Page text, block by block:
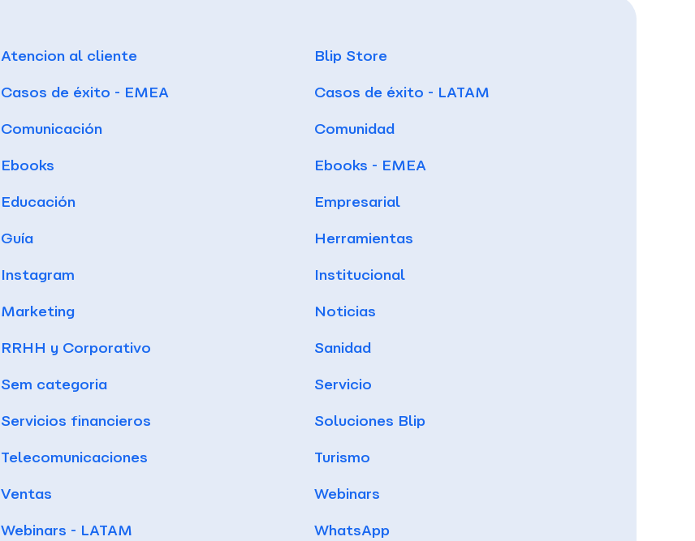
Atencion al cliente
Blip Store
Casos de éxito - EMEA
Casos de éxito - LATAM
Comunicación
Comunidad
Ebooks
Ebooks - EMEA
Educación
Empresarial
Guía
Herramientas
Instagram
Institucional
Marketing
Noticias
RRHH y Corporativo
Sanidad
Sem categoria
Servicio
Servicios financieros
Soluciones Blip
Telecomunicaciones
Turismo
Ventas
Webinars
Webinars - LATAM
WhatsApp